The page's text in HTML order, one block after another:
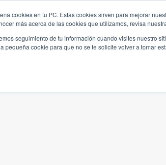
cookies en tu PC. Estas cookies sirven para mejorar
más acerca de las cookies que utilizamos, revisa
seguimiento de tu información cuando visites nuestro
pequeña cookie para que no se te solicite volver a tomar